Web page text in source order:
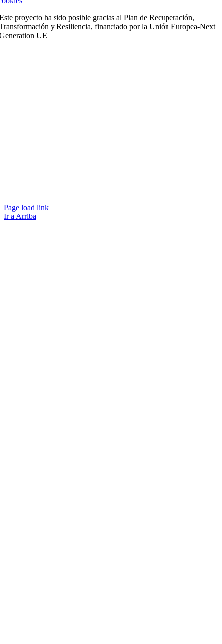
Este proyecto ha sido posible gracias al Plan de Recuperación,
Transformación y Resiliencia, financiado por la Unión Europea-Next
Generation UE
Page load link
Ir a Arriba